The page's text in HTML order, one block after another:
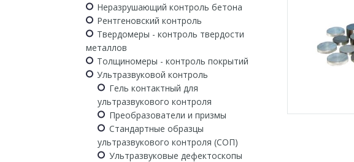
Неразрушающий контроль бетона
Рентгеновский контроль
Твердомеры - контроль твердости
металлов
Толщиномеры - контроль покрытий
Ультразвуковой контроль
Гель контактный для
ультразвукового контроля
Преобразователи и призмы
Стандартные образцы
ультразвукового контроля (СОП)
Ультразвуковые дефектоскопы